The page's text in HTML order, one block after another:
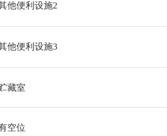
他便利设施2
他便利设施3
藏室
空位